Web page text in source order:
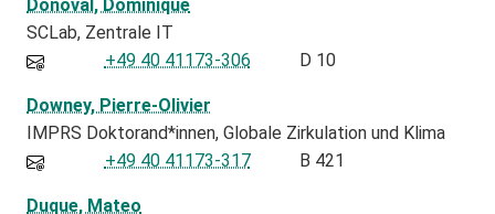
Donoval, Dominique
SCLab Zentrale IT
+49 40 41173-306
D 10
Downey, Pierre-Olivier
IMPRS Doktorand*innen Globale Zirkulation und Klima
+49 40 41173-317
B 421
Duque, Mateo